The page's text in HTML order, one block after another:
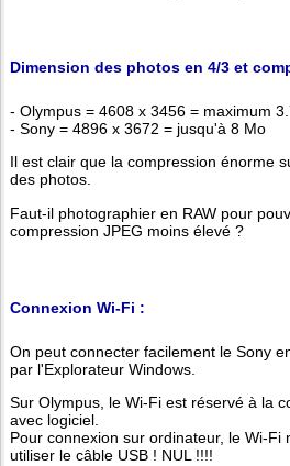
Dimension des photos en 4/3 et
- Olympus = 4608 x 3456 = maximum
- Sony = 4896 x 3672 = jusqu'à 8 Mo
Il est clair que la compression énorme
des photos.
Faut-il photographier en RAW pour
compression JPEG moins élevé ?
Connexion Wi-Fi :
On peut connecter facilement le Sony
par l'Explorateur Windows.
Sur Olympus, le Wi-Fi est réservé à la
avec logiciel.
Pour connexion sur ordinateur, le Wi-Fi
utiliser le câble USB ! NUL !!!!